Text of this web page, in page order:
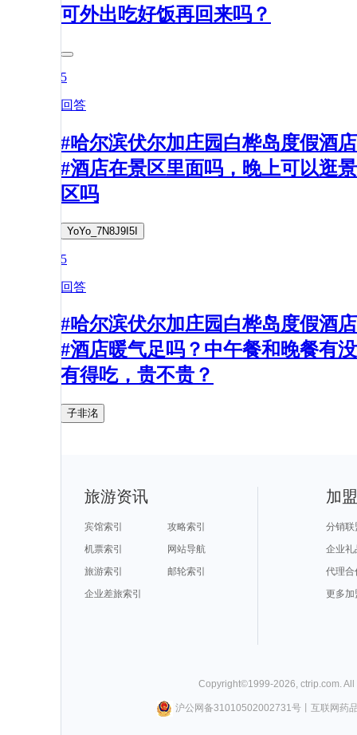
可外出吃好饭再回来吗？
5
回答
#哈尔滨伏尔加庄园白桦岛度假酒店
#酒店在景区里面吗，晚上可以逛景
区吗
YoYo_7N8J9I5I
5
回答
#哈尔滨伏尔加庄园白桦岛度假酒店
#酒店暖气足吗？中午餐和晚餐有没
有得吃，贵不贵？
子非洺
旅游资讯
宾馆索引
攻略索引
机票索引
网站导航
旅游索引
邮轮索引
企业差旅索引
加
分销联
企业礼
代理合
更多加
Copyright©1999-2026, ctrip.com.
沪公网备31010502002731号丨 互联网药